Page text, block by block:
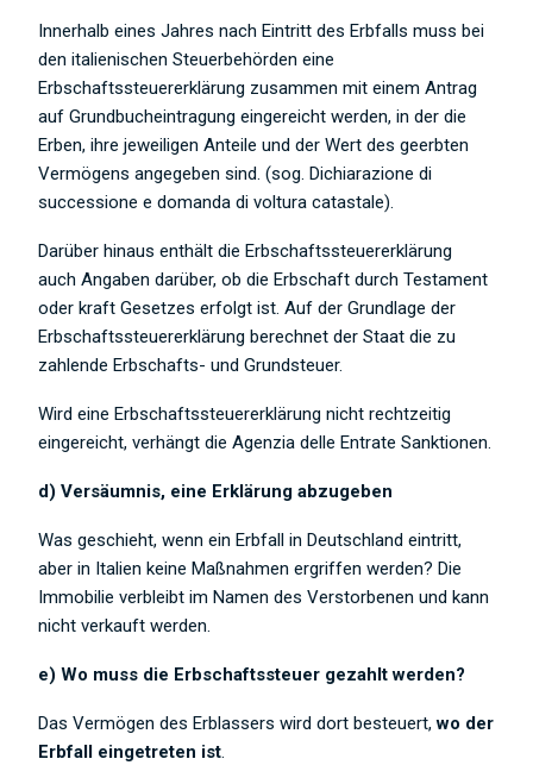
Innerhalb eines Jahres nach Eintritt des Erbfalls muss bei
den italienischen Steuerbehörden eine
Erbschaftssteuererklärung zusammen mit einem Antrag
auf Grundbucheintragung eingereicht werden, in der die
Erben, ihre jeweiligen Anteile und der Wert des geerbten
Vermögens angegeben sind. (sog. Dichiarazione di
successione e domanda di voltura catastale).
Darüber hinaus enthält die Erbschaftssteuererklärung
auch Angaben darüber, ob die Erbschaft durch Testament
oder kraft Gesetzes erfolgt ist. Auf der Grundlage der
Erbschaftssteuererklärung berechnet der Staat die zu
zahlende Erbschafts- und Grundsteuer.
Wird eine Erbschaftssteuererklärung nicht rechtzeitig
eingereicht, verhängt die Agenzia delle Entrate Sanktionen.
d) Versäumnis, eine Erklärung abzugeben
Was geschieht, wenn ein Erbfall in Deutschland eintritt,
aber in Italien keine Maßnahmen ergriffen werden? Die
Immobilie verbleibt im Namen des Verstorbenen und kann
nicht verkauft werden.
e) Wo muss die Erbschaftssteuer gezahlt werden?
Das Vermögen des Erblassers wird dort besteuert,wo der
Erbfall eingetreten ist